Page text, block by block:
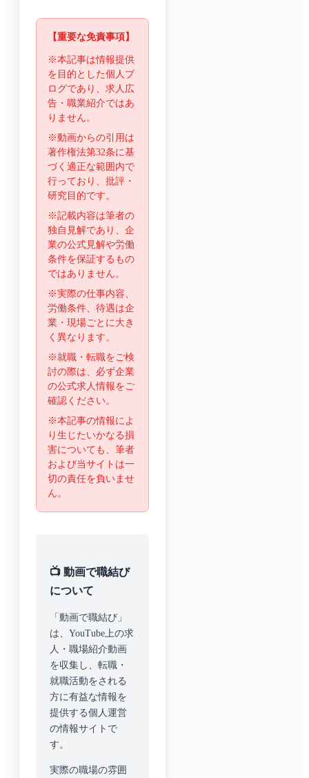
【重要な免責事項】
※本記事は情報提供
を目的とした個人ブ
ログであり、求人広
告・職業紹介ではあ
りません。
※動画からの引用は
著作権法第32条に基
づく適正な範囲内で
行っており、批評・
研究目的です。
※記載内容は筆者の
独自見解であり、企
業の公式見解や労働
条件を保証するもの
ではありません。
※実際の仕事内容、
労働条件、待遇は企
業・現場ごとに大き
く異なります。
※就職・転職をご検
討の際は、必ず企業
の公式求人情報をご
確認ください。
※本記事の情報によ
り生じたいかなる損
害についても、筆者
および当サイトは一
切の責任を負いませ
ん。
📺 動画で職結び
について
「動画で職結び」
は、YouTube上の求
人・職場紹介動画
を収集し、転職・
就職活動をされる
方に有益な情報を
提供する個人運営
の情報サイトで
す。
実際の職場の雰囲